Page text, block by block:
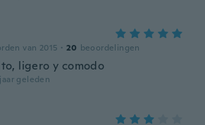
van 2015 · 20 beoordelingen
ligero y comodo
geleden